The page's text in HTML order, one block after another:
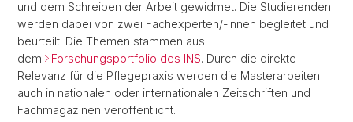
und dem Schreiben der Arbeit gewidmet. Die Studierenden
werden dabei von zwei Fachexperten/-innen begleitet und
beurteilt. Die Themen stammen aus
dem
Forschungsportfolio des INS. Durch die direkte
Relevanz für die Pflegepraxis werden die Masterarbeiten
auch in nationalen oder internationalen Zeitschriften und
Fachmagazinen veröffentlicht.